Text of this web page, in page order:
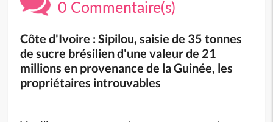
0 Commentaire(s)
Côte d'Ivoire : Sipilou, saisie de 35 tonnes
de sucre brésilien d'une valeur de 21
millions en provenance de la Guinée, les
propriétaires introuvables